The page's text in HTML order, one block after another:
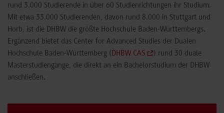
rund 3.000 Studierende in über 60 Studienrichtungen ihr Studium.
Mit etwa 33.000 Studierenden, davon rund 8.000 in Stuttgart und
Horb, ist die DHBW die größte Hochschule Baden-Württembergs.
Ergänzend bietet das Center for Advanced Studies der Dualen
Hochschule Baden-Württemberg (DHBW CAS
) rund 30 duale
Masterstudiengänge, die direkt an ein Bachelorstudium der DHBW
anschließen.